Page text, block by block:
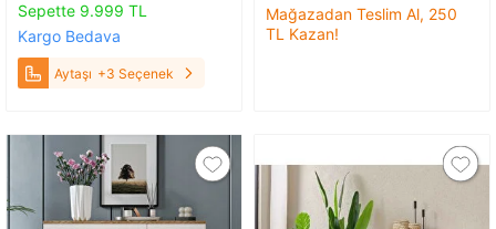
Sepette 9.999 TL
Kargo Bedava
Aytaşı +3 Seçenek
Mağazadan Teslim Al, 250
TL Kazan!